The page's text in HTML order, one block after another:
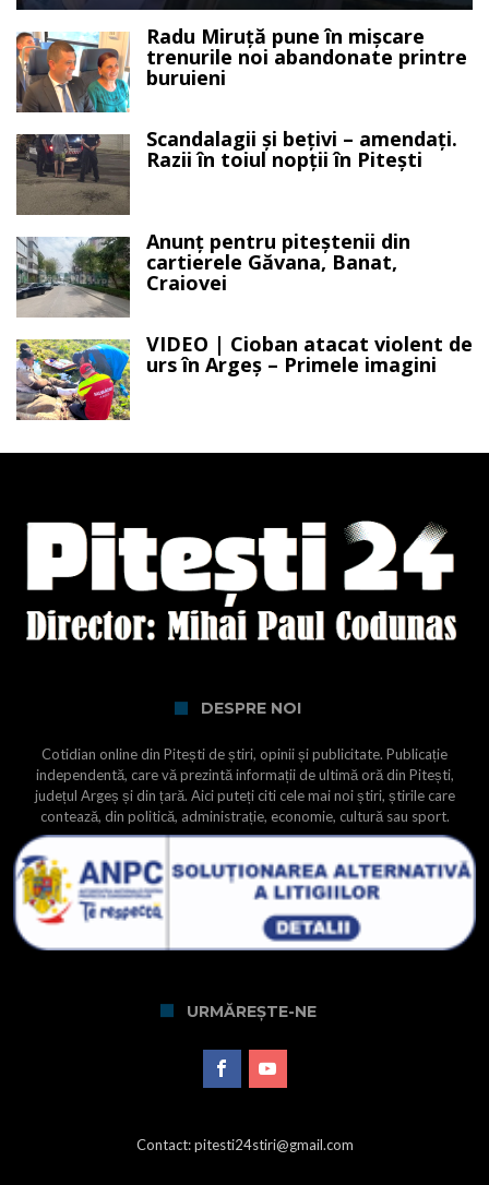
Radu Miruță pune în mișcare
trenurile noi abandonate printre
buruieni
Scandalagii și bețivi – amendați.
Razii în toiul nopții în Pitești
Anunț pentru piteștenii din
cartierele Găvana, Banat,
Craiovei
VIDEO | Cioban atacat violent de
urs în Argeș – Primele imagini
DESPRE NOI
Cotidian online din Pitești de știri, opinii și publicitate. Publicație
independentă, care vă prezintă informații de ultimă oră din Pitești,
județul Argeș și din țară. Aici puteți citi cele mai noi știri, știrile care
contează, din politică, administrație, economie, cultură sau sport.
URMĂREȘTE-NE
Contact: pitesti24stiri@gmail.com